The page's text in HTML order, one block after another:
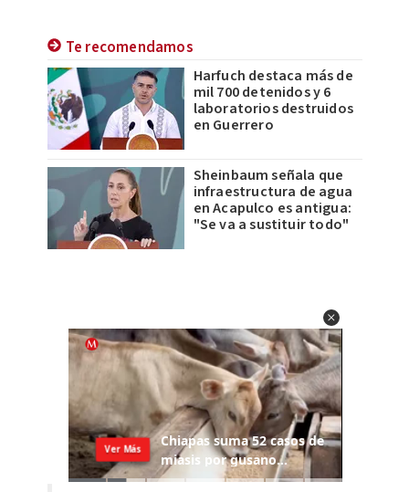
Te recomendamos
Harfuch destaca más de
mil 700 detenidos y 6
laboratorios destruidos
en Guerrero
Sheinbaum señala que
infraestructura de agua
en Acapulco es antigua:
"Se va a sustituir todo"